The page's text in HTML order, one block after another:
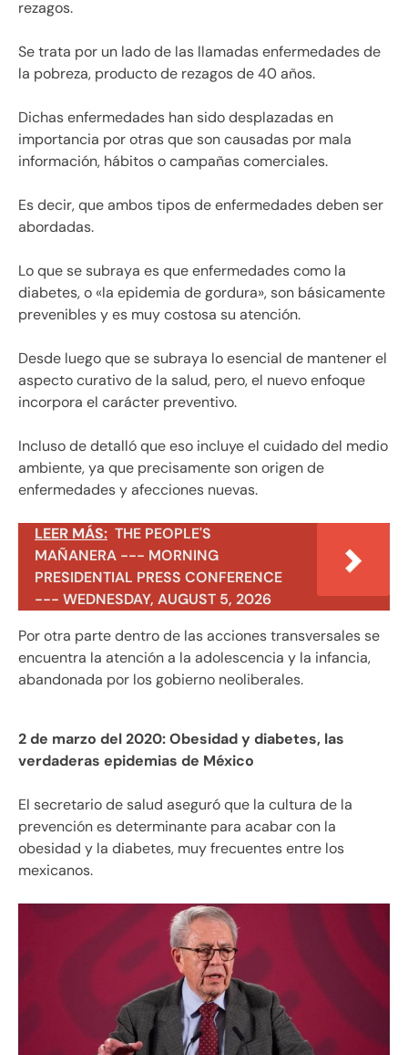
rezagos.
Se trata por un lado de las llamadas enfermedades de
la pobreza, producto de rezagos de 40 años.
Dichas enfermedades han sido desplazadas en
importancia por otras que son causadas por mala
información, hábitos o campañas comerciales.
Es decir, que ambos tipos de enfermedades deben ser
abordadas.
Lo que se subraya es que enfermedades como la
diabetes, o «la epidemia de gordura», son básicamente
prevenibles y es muy costosa su atención.
Desde luego que se subraya lo esencial de mantener el
aspecto curativo de la salud, pero, el nuevo enfoque
incorpora el carácter preventivo.
Incluso de detalló que eso incluye el cuidado del medio
ambiente, ya que precisamente son origen de
enfermedades y afecciones nuevas.
LEER MÁS: THE PEOPLE'S
MAÑANERA --- MORNING
PRESIDENTIAL PRESS CONFERENCE
--- WEDNESDAY, AUGUST 5, 2026
Por otra parte dentro de las acciones transversales se
encuentra la atención a la adolescencia y la infancia,
abandonada por los gobierno neoliberales.
2 de marzo del 2020: Obesidad y diabetes, las
verdaderas epidemias de México
El secretario de salud aseguró que la cultura de la
prevención es determinante para acabar con la
obesidad y la diabetes, muy frecuentes entre los
mexicanos.